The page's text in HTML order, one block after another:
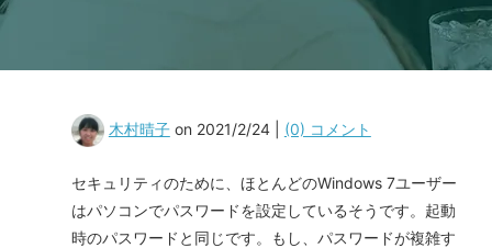
木村晴子on 2021/2/24 | (0) コメント
セキュリティのために、ほとんどのWindows 7ユーザー
はパソコンでパスワードを設定しているそうです。起動
時のパスワードと同じです。もし、パスワードが複雑す